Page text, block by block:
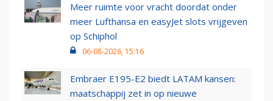
Meer ruimte voor vracht doordat onder
meer Lufthansa en easyJet slots vrijgeven
op Schiphol
06-08-2026, 15:16
Embraer E195-E2 biedt LATAM kansen:
maatschappij zet in op nieuwe